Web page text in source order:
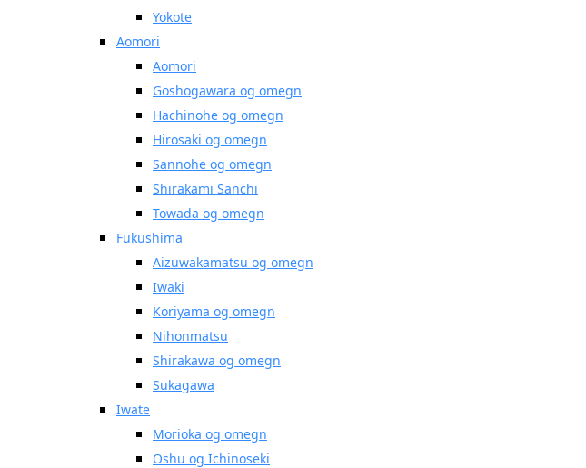
Yokote
Aomori
Aomori
Goshogawara og omegn
Hachinohe og omegn
Hirosaki og omegn
Sannohe og omegn
Shirakami Sanchi
Towada og omegn
Fukushima
Aizuwakamatsu og omegn
Iwaki
Koriyama og omegn
Nihonmatsu
Shirakawa og omegn
Sukagawa
Iwate
Morioka og omegn
Oshu og Ichinoseki